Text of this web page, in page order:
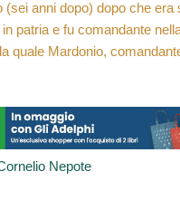
(sei anni dopo) dopo che era
patria e fu comandante
quale Mardonio,
Nepote